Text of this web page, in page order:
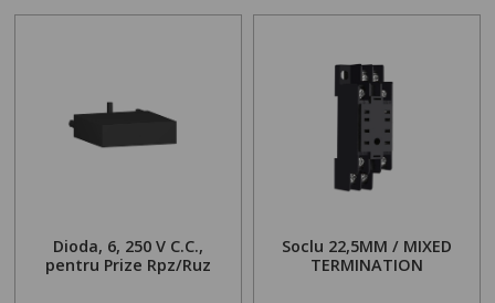
Dioda, 6, 250 V C.C.,
pentru Prize Rpz/Ruz
Soclu 22,5MM / MIXED
TERMINATION